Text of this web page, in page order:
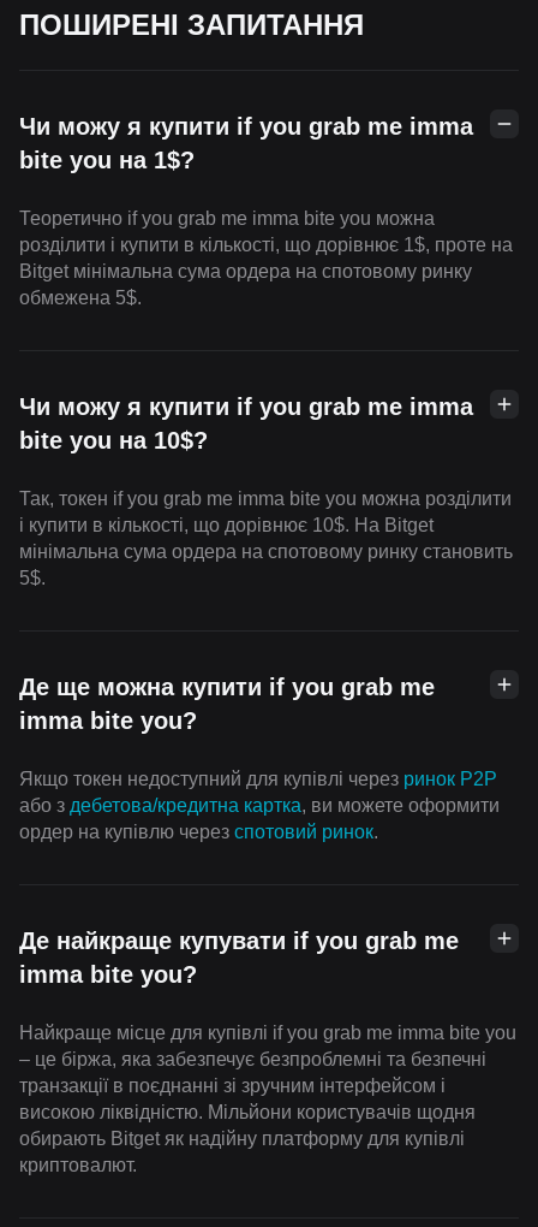
ПОШИРЕНІ ЗАПИТАННЯ
Чи можу я купити if you grab me imma
bite you на 1$?
Теоретично if you grab me imma bite you можна
розділити і купити в кількості, що дорівнює 1$, проте на
Bitget мінімальна сума ордера на спотовому ринку
обмежена 5$.
Чи можу я купити if you grab me imma
bite you на 10$?
Так, токен if you grab me imma bite you можна розділити
і купити в кількості, що дорівнює 10$. На Bitget
мінімальна сума ордера на спотовому ринку становить
5$.
Де ще можна купити if you grab me
imma bite you?
Якщо токен недоступний для купівлі через ринок P2P
або з дебетова/кредитна картка, ви можете оформити
ордер на купівлю через спотовий ринок.
Де найкраще купувати if you grab me
imma bite you?
Найкраще місце для купівлі if you grab me imma bite you
– це біржа, яка забезпечує безпроблемні та безпечні
транзакції в поєднанні зі зручним інтерфейсом і
високою ліквідністю. Мільйони користувачів щодня
обирають Bitget як надійну платформу для купівлі
криптовалют.